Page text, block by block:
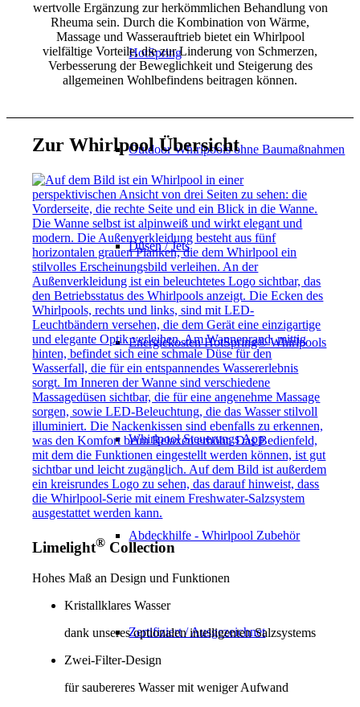
HotSpring
Outdoor Whirlpools ohne Baumaßnahmen
Düsen / Jets
Energiekosten HotSpring® Whirlpools
Whirlpool Steuerungs App
Abdeckhilfe - Whirlpool Zubehör
Zertifiziert / Ausgezeichnet
wertvolle Ergänzung zur herkömmlichen Behandlung von
Rheuma sein. Durch die Kombination von Wärme,
Massage und Wasserauftrieb bietet ein Whirlpool
vielfältige Vorteile, die zur Linderung von Schmerzen,
Verbesserung der Beweglichkeit und Steigerung des
allgemeinen Wohlbefindens beitragen können.
Zur Whirlpool Übersicht
Limelight® Collection
Hohes Maß an Design und Funktionen
Kristallklares Wasser
dank unseres optionalen intelligenten Salzsystems
Zwei-Filter-Design
für saubereres Wasser mit weniger Aufwand